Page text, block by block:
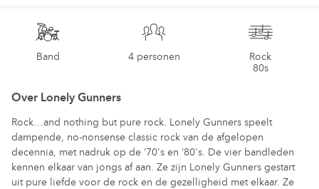
LonelyBand 4 personen
Rock
80s
Over Lonely Gunners
Rock…and nothing but pure rock. Lonely Gunners speelt
dampende, no-nonsense classic rock van de afgelopen
decennia, met nadruk op de ’70's en ‘80's. De vier bandleden
kennen elkaar van jongs af aan. Ze zijn Lonely Gunners gestart
uit pure liefde voor de rock en de gezelligheid met elkaar. Ze